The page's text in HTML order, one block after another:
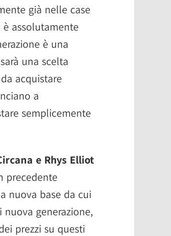
già nelle case
assolutamente
è una
una scelta
acquistare
a
semplicemente
e Rhys Elliot
precedente
nuova base da cui
generazione,
prezzi su questi